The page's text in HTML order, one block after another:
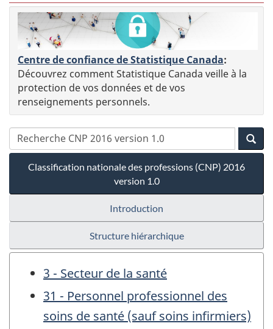
Centre de confiance de Statistique Canada:
Découvrez comment Statistique Canada veille à la
protection de vos données et de vos
renseignements personnels.
Classification nationale des professions (CNP) 2016
version 1.0
Introduction
Structure hiérarchique
3 - Secteur de la santé
31 - Personnel professionnel des
soins de santé (sauf soins infirmiers)